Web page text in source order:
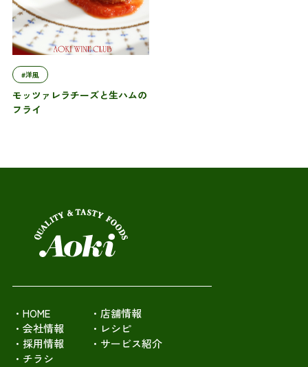
#洋風
モッツァレラチーズと生ハムの
フライ
・HOME
・店舗情報
・会社情報
・レシピ
・採用情報
・サービス紹介
・チラシ